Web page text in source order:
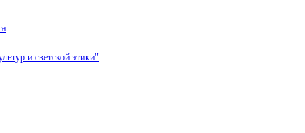
и светской этики"